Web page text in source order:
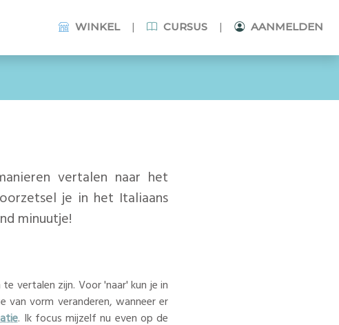
WINKEL | CURSUS | AANMELDEN
vertalen naar het
je in het Italiaans
minuutje!
vertalen zijn. Voor 'naar' kun je in
van vorm veranderen, wanneer er
. Ik focus mijzelf nu even op de